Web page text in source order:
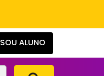
SOU ALUNO